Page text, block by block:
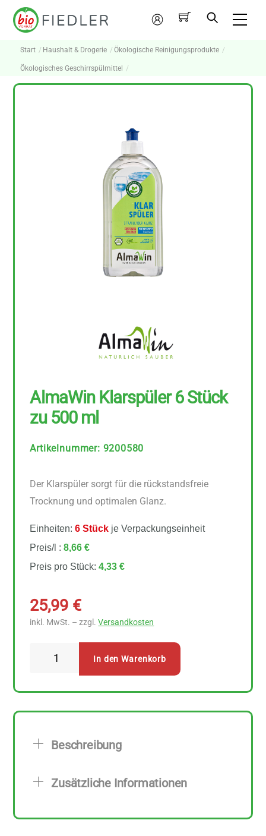
Skip
Mein
Konto
Start Haushalt & Drogerie Ökologische Reinigungsprodukte
Ökologisches Geschirrspülmittel
AlmaWin Klarspüler 6 Stück
zu 500 ml
Artikelnummer: 9200580
Der Klarspüler sorgt für die rückstandsfreie
Trocknung und optimalen Glanz.
Einheiten:6 Stück je Verpackungseinheit
Preis/l :8,66 €
Preis pro Stück:4,33 €
25,99 €
inkl. MwSt. – zzgl.Versandkosten
500
In den Warenkorb
Beschreibung
Zusätzliche Informationen